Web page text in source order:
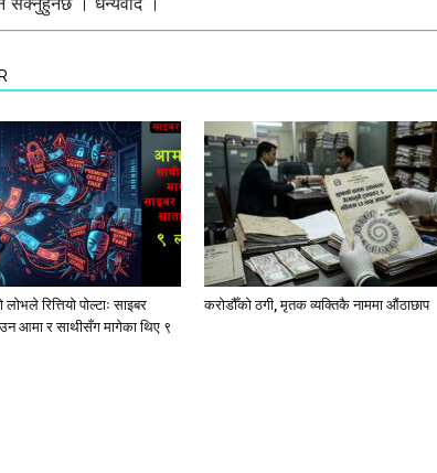
रित्तियो पोल्टाः साइबर
आमा र साथीसँग मागेका थिए ९
करोडौँको ठगी, मृतक व्यक्तिकै नाममा औंठाछाप